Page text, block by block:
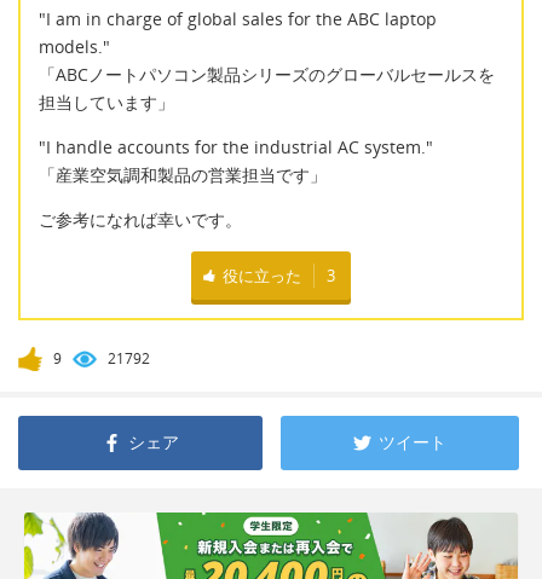
"I am in charge of global sales for the ABC laptop
models."
「ABCノートパソコン製品シリーズのグローバルセールスを
担当しています」
"I handle accounts for the industrial AC system."
「産業空気調和製品の営業担当です」
ご参考になれば幸いです。
役に立った 3
9 21792
シェア ツイート